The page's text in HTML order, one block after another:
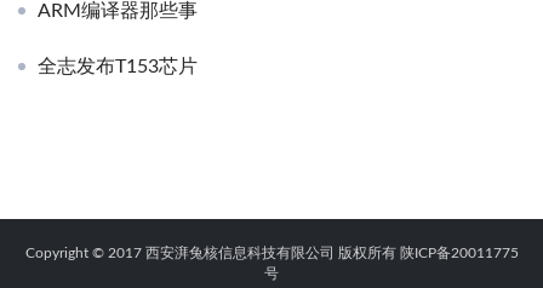
ARM编译器那些事
全志发布T153芯片
Copyright © 2017 西安湃兔核信息科技有限公司 版权所有 陕ICP备20011775
号